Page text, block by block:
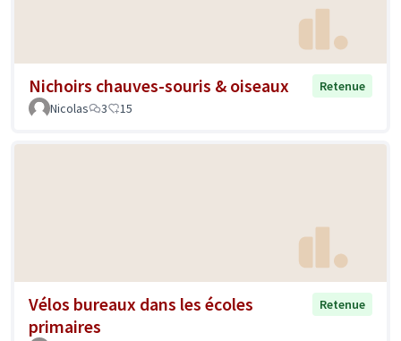
Nichoirs chauves-souris & oiseaux
Retenue
Nicolas
3 15
Vélos bureaux dans les écoles
primaires
Retenue